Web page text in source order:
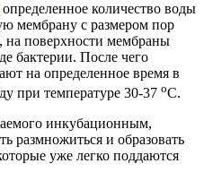
определенное количество воды
мембрану с размером пор
на поверхности мембраны
бактерии. После чего
на определенное время в
при температуре 30-37 оС.
инкубационным,
размножиться и образовать
уже легко поддаются